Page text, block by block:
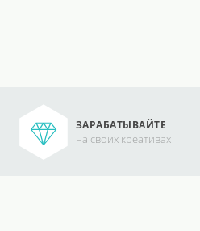
ЗАРАБАТЫВАЙТЕ
на своих креативах